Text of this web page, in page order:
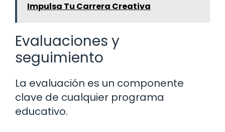
Impulsa Tu Carrera Creativa
Evaluaciones y
seguimiento
La evaluación es un componente
clave de cualquier programa
educativo.